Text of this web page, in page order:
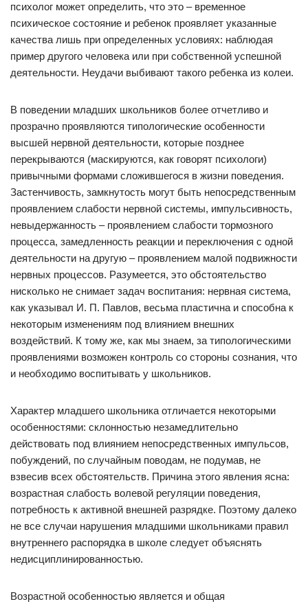
психолог может определить, что это – временное
психическое состояние и ребенок проявляет указанные
качества лишь при определенных условиях: наблюдая
пример другого человека или при собственной успешной
деятельности. Неудачи выбивают такого ребенка из колеи.
В поведении младших школьников более отчетливо и
прозрачно проявляются типологические особенности
высшей нервной деятельности, которые позднее
перекрываются (маскируются, как говорят психологи)
привычными формами сложившегося в жизни поведения.
Застенчивость, замкнутость могут быть непосредственным
проявлением слабости нервной системы, импульсивность,
невыдержанность – проявлением слабости тормозного
процесса, замедленность реакции и переключения с одной
деятельности на другую – проявлением малой подвижности
нервных процессов. Разумеется, это обстоятельство
нисколько не снимает задач воспитания: нервная система,
как указывал И. П. Павлов, весьма пластична и способна к
некоторым изменениям под влиянием внешних
воздействий. К тому же, как мы знаем, за типологическими
проявлениями возможен контроль со стороны сознания, что
и необходимо воспитывать у школьников.
Характер младшего школьника отличается некоторыми
особенностями: склонностью незамедлительно
действовать под влиянием непосредственных импульсов,
побуждений, по случайным поводам, не подумав, не
взвесив всех обстоятельств. Причина этого явления ясна:
возрастная слабость волевой регуляции поведения,
потребность к активной внешней разрядке. Поэтому далеко
не все случаи нарушения младшими школьниками правил
внутреннего распорядка в школе следует объяснять
недисциплинированностью.
Возрастной особенностью является и общая